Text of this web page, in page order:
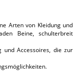
Arten von Kleidung und
Beine, schulterbreit
und Accessoires, die zur